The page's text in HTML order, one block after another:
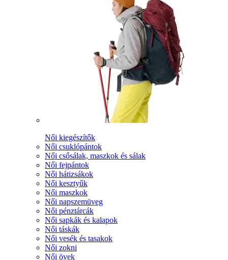
Női kiegészítők
Női csuklópántok
Női csősálak, maszkok és sálak
Női fejpántok
Női hátizsákok
Női kesztyűk
Női maszkok
Női napszemüveg
Női pénztárcák
Női sapkák és kalapok
Női táskák
Női vesék és tasakok
Női zokni
Női övek